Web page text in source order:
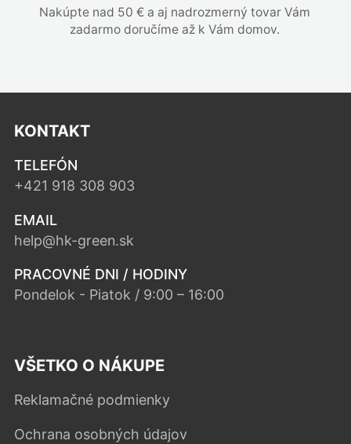
Nakúpte nad 50 € a aj nadrozmerný tovar Vám
zadarmo doručíme až k Vám domov.
KONTAKT
TELEFÓN
+421 918 308 903
EMAIL
help@hk-green.sk
PRACOVNÉ DNI / HODINY
Pondelok - Piatok / 9:00 – 16:00
VŠETKO O NÁKUPE
Reklamačné podmienky
Ochrana osobných údajov